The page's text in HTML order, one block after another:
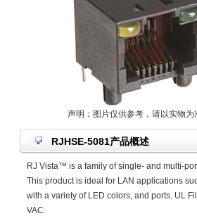
声明：图片仅供参考，请以实物为
RJHSE-5081产品概述
RJ Vista™ is a family of single- and multi-
This product is ideal for LAN applications
with a variety of LED colors, and ports. UL
VAC.